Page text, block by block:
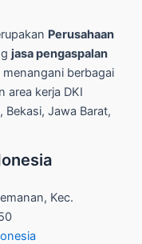
Perusahaan
jasa pengaspalan
berbagai
area kerja DKI
Bekasi, Jawa Barat,
Kec.